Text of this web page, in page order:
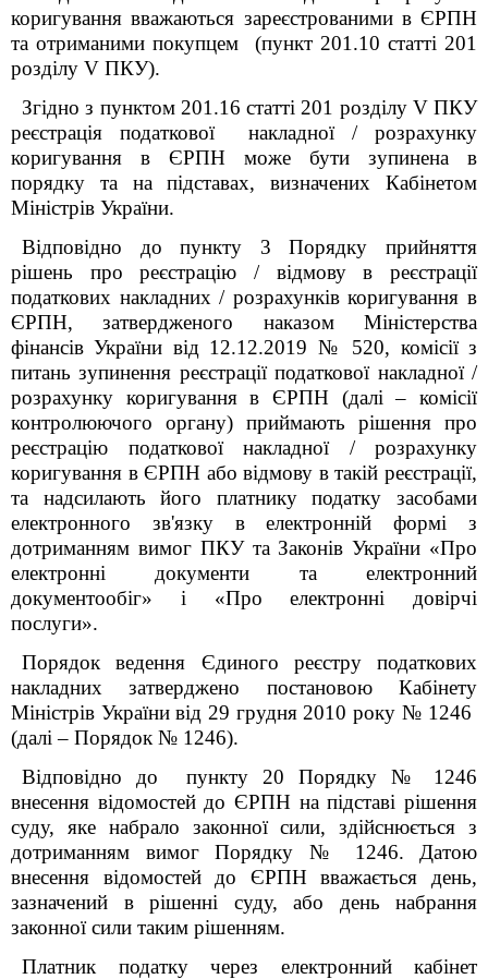
коригування вважаються зареєстрованими в ЄРПН
та отриманими покупцем (пункт 201.10 статті 201
розділу V ПКУ).
Згідно з пунктом 201.16 статті 201 розділу V ПКУ
реєстрація податкової накладної / розрахунку
коригування в ЄРПН може бути зупинена в
порядку та на підставах, визначених Кабінетом
Міністрів України.
Відповідно до пункту 3 Порядку прийняття
рішень про реєстрацію / відмову в реєстрації
податкових накладних / розрахунків коригування в
ЄРПН, затвердженого наказом Міністерства
фінансів України від 12.12.2019 № 520, комісії з
питань зупинення реєстрації податкової накладної /
розрахунку коригування в ЄРПН (далі – комісії
контролюючого органу) приймають рішення про
реєстрацію податкової накладної / розрахунку
коригування в ЄРПН або відмову в такій реєстрації,
та надсилають його платнику податку засобами
електронного зв'язку в електронній формі з
дотриманням вимог ПКУ та Законів України «Про
електронні документи та електронний
документообіг» і «Про електронні довірчі
послуги».
Порядок ведення Єдиного реєстру податкових
накладних затверджено постановою Кабінету
Міністрів України від 29 грудня 2010 року № 1246
(далі – Порядок № 1246).
Відповідно до пункту 20 Порядку № 1246
внесення відомостей до ЄРПН на підставі рішення
суду, яке набрало законної сили, здійснюється з
дотриманням вимог Порядку № 1246. Датою
внесення відомостей до ЄРПН вважається день,
зазначений в рішенні суду, або день набрання
законної сили таким рішенням.
Платник податку через електронний кабінет